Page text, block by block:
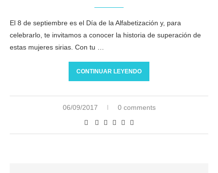
El 8 de septiembre es el Día de la Alfabetización y, para
celebrarlo, te invitamos a conocer la historia de superación de
estas mujeres sirias. Con tu …
CONTINUAR LEYENDO
06/09/2017 0 comments